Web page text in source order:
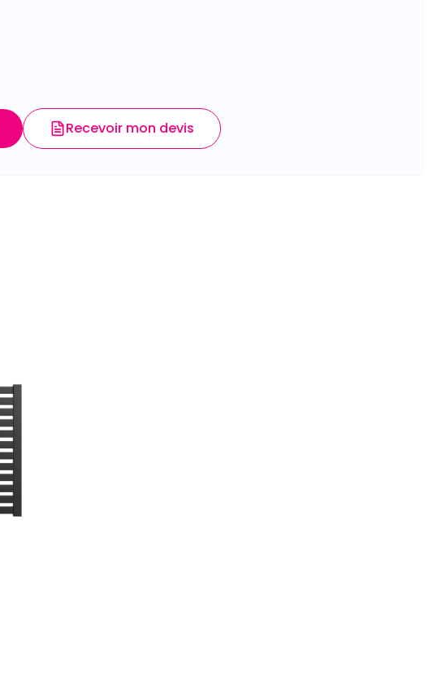
Recevoir mon devis